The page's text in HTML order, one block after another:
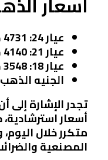
عيار 24 : 4731 جنيهًا مصريًا
عيار 21 : 4140 جنيهًا مصريًا
عيار 18 : 3548 جنيهًا مصريًا
الجنيه الذهب
تجدر الإشارة إلى
أسعار
متكرر خلال
المصنعية